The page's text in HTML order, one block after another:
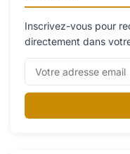
Inscrivez-vous pour
directement dans